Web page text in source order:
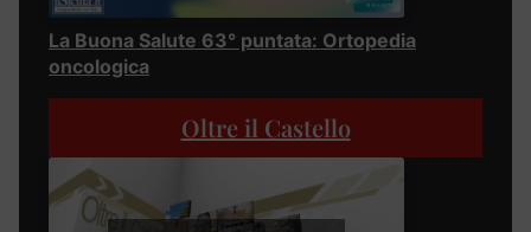
La Buona Salute 63° puntata: Ortopedia
oncologica
Oltre il Castello